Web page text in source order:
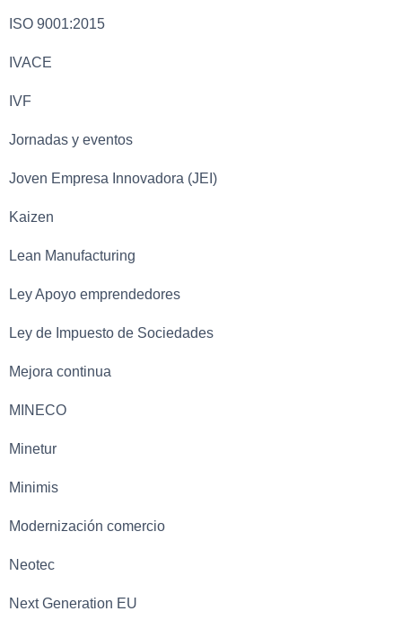
ISO 9001:2015
IVACE
IVF
Jornadas y eventos
Joven Empresa Innovadora (JEI)
Kaizen
Lean Manufacturing
Ley Apoyo emprendedores
Ley de Impuesto de Sociedades
Mejora continua
MINECO
Minetur
Minimis
Modernización comercio
Neotec
Next Generation EU